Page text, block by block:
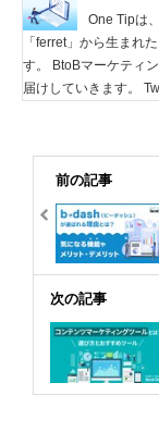
One Tipは
「ferret」から生まれ
す。 BtoBマーケティ
届けしていきます。
前の記事
次の記事